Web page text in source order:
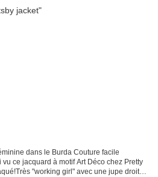
dans le Burda Couture facile
ce jacquard à motif Art Déco chez Pretty
"working girl" avec une jupe droite